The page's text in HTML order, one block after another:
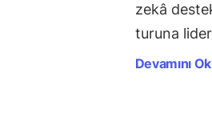
zekâ
turuna
Devamını